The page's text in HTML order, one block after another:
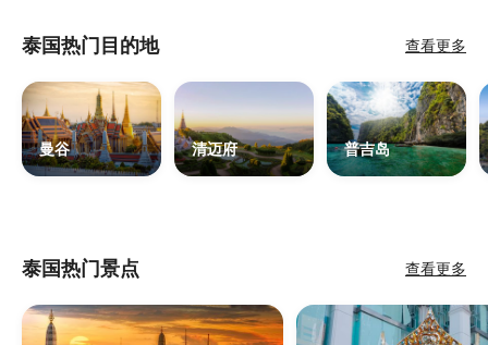
泰国热门目的地 查看更多
曼谷 清迈府 普吉岛
泰国热门景点 查看更多